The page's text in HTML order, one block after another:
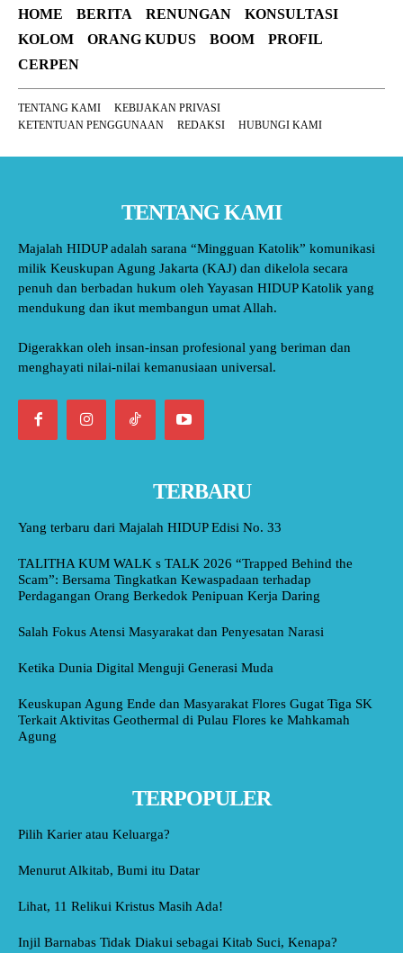
HOME BERITA RENUNGAN
KONSULTASI
KOLOM
ORANG KUDUS BOOM
PROFIL
CERPEN
TENTANG KAMI
KEBIJAKAN PRIVASI
KETENTUAN PENGGUNAAN
REDAKSI HUBUNGI KAMI
TENTANG KAMI
Majalah HIDUP adalah sarana “Mingguan Katolik” komunikasi
milik Keuskupan Agung Jakarta (KAJ) dan dikelola secara
penuh dan berbadan hukum oleh Yayasan HIDUP Katolik yang
mendukung dan ikut membangun umat Allah.
Digerakkan oleh insan-insan profesional yang beriman dan
menghayati nilai-nilai kemanusiaan universal.
TERBARU
Yang terbaru dari Majalah HIDUP Edisi No. 33
TALITHA KUM WALK s TALK 2026 “Trapped Behind the
Scam”: Bersama Tingkatkan Kewaspadaan terhadap
Perdagangan Orang Berkedok Penipuan Kerja Daring
Salah Fokus Atensi Masyarakat dan Penyesatan Narasi
Ketika Dunia Digital Menguji Generasi Muda
Keuskupan Agung Ende dan Masyarakat Flores Gugat Tiga SK
Terkait Aktivitas Geothermal di Pulau Flores ke Mahkamah
Agung
TERPOPULER
Pilih Karier atau Keluarga?
Menurut Alkitab, Bumi itu Datar
Lihat, 11 Relikui Kristus Masih Ada!
Injil Barnabas Tidak Diakui sebagai Kitab Suci, Kenapa?